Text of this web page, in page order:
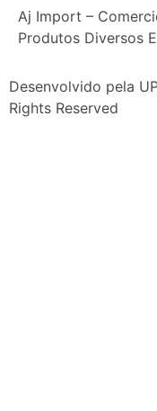
Aj Import –
Produtos Diversos
Desenvolvido pela
Rights Reserved